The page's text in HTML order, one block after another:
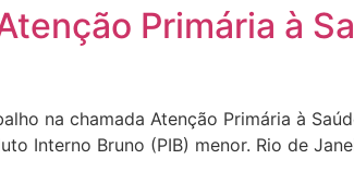
Primária à
na chamada Atenção Primária à
Interno Bruno (PIB) menor. Rio de